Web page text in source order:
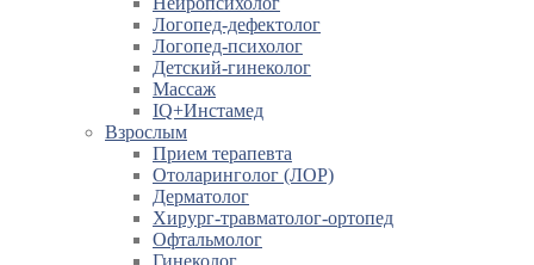
Логопед-дефектолог
Логопед-психолог
Детский-гинеколог
Массаж
IQ+Инстамед
Взрослым
Прием терапевта
Отоларинголог (ЛОР)
Дерматолог
Хирург-травматолог-ортопед
Офтальмолог